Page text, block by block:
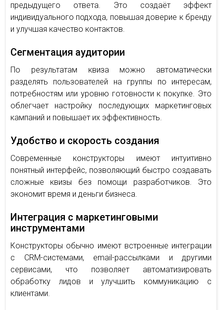
предыдущего ответа. Это создаёт эффект
индивидуального подхода, повышая доверие к бренду
и улучшая качество контактов.
Сегментация аудитории
По результатам квиза можно автоматически
разделять пользователей на группы по интересам,
потребностям или уровню готовности к покупке. Это
облегчает настройку последующих маркетинговых
кампаний и повышает их эффективность.
Удобство и скорость создания
Современные конструкторы имеют интуитивно
понятный интерфейс, позволяющий быстро создавать
сложные квизы без помощи разработчиков. Это
экономит время и деньги бизнеса.
Интеграция с маркетинговыми
инструментами
Конструкторы обычно имеют встроенные интеграции
с CRM-системами, email-рассылками и другими
сервисами, что позволяет автоматизировать
обработку лидов и улучшить коммуникацию с
клиентами.